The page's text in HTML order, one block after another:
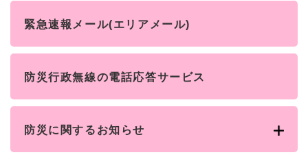
緊急速報メール(エリアメール)
防災行政無線の電話応答サービス
防災に関するお知らせ